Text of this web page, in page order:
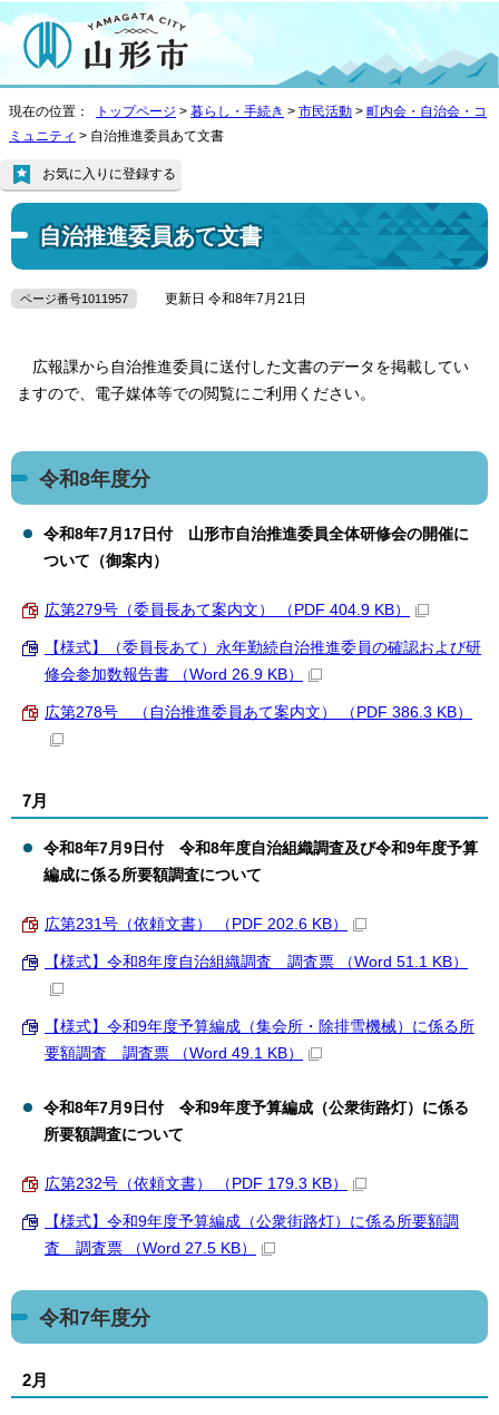
現在の位置： トップページ > 暮らし・手続き > 市民活動 > 町内会・自治会・コ
ミュニティ > 自治推進委員あて文書
自治推進委員あて文書
お気に入りに登録する
ページ番号1011957 更新日 令和8年7月21日
広報課から自治推進委員に送付した文書のデータを掲載してい
ますので、電子媒体等での閲覧にご利用ください。
令和8年度分
令和8年7月17日付 山形市自治推進委員全体研修会の開催に
ついて（御案内）
広第279号（委員長あて案内文） （PDF 404.9 KB）
【様式】（委員長あて）永年勤続自治推進委員の確認および研
修会参加数報告書 （Word 26.9 KB）
広第278号 （自治推進委員あて案内文） （PDF 386.3 KB）
7月
令和8年7月9日付 令和8年度自治組織調査及び令和9年度予算
編成に係る所要額調査について
広第231号（依頼文書） （PDF 202.6 KB）
【様式】令和8年度自治組織調査 調査票 （Word 51.1 KB）
【様式】令和9年度予算編成（集会所・除排雪機械）に係る所
要額調査 調査票 （Word 49.1 KB）
令和8年7月9日付 令和9年度予算編成（公衆街路灯）に係る
所要額調査について
広第232号（依頼文書） （PDF 179.3 KB）
【様式】令和9年度予算編成（公衆街路灯）に係る所要額調
査 調査票 （Word 27.5 KB）
令和7年度分
2月